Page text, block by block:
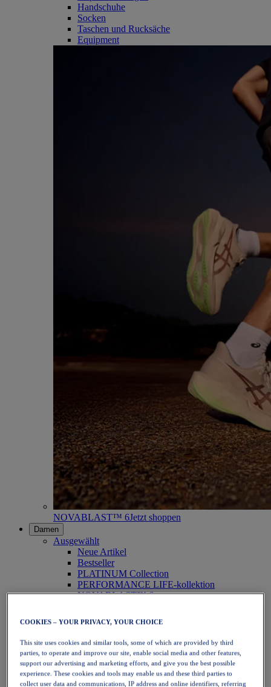
Handschuhe
Socken
Taschen und Rucksäche
Equipment
NOVABLAST™ 6Jetzt shoppen
Damen
Ausgewählt
Neue Artikel
Bestseller
PLATINUM Collection
PERFORMANCE LIFE-kollektion
NOVABLAST™ 6
Laufen
Trailrunning
Tennis
Volleyball
Handball
Padel
Korbball
COOKIES – YOUR PRIVACY, YOUR CHOICE
This site uses cookies and similar tools, some of which are provided by third
parties, to operate and improve our site, enable social media and other features,
support our advertising and marketing efforts, and give you the best possible
experience. These cookies and tools may enable us and these third parties to
collect user data and communications, IP address and online identifiers, referring